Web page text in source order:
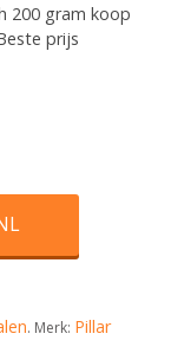
200 gram koop
prijs
. Merk: Pillar